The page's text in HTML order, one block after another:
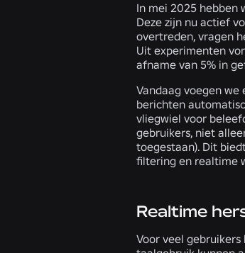
In mei 2025 hebben
Deze zijn nu actief
overtreden, vragen
Uit experimenten
afname van 5% in
Vandaag voegen
berichten
vliegwiel voor
gebruikers, niet
toegestaan). Dit
filtering en realtime
Realtime
Voor veel